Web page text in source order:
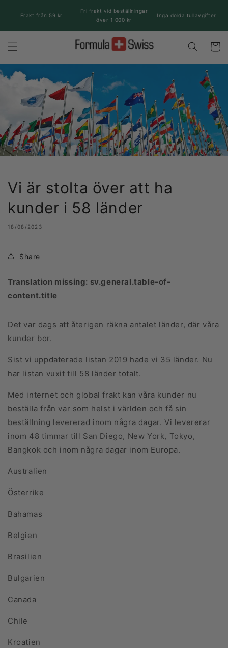
tillFrakt från 59 kr
Fri frakt vid beställningar
över 1 000 kr
Inga dolda tullavgifter
Vi är stolta över att ha
kunder i 58 länder
18/08/2023
Share
Translation missing: sv.general.table-of-
content.title
Det var dags att återigen räkna antalet länder, där våra
kunder bor.
Sist vi uppdaterade listan 2019 hade vi 35 länder. Nu
har listan vuxit till 58 länder totalt.
Med internet och global frakt kan våra kunder nu
beställa från var som helst i världen och få sin
beställning levererad inom några dagar. Vi levererar
inom 48 timmar till San Diego, New York, Tokyo,
Bangkok och inom några dagar inom Europa.
Australien
Österrike
Bahamas
Belgien
Brasilien
Bulgarien
Canada
Chile
Kroatien